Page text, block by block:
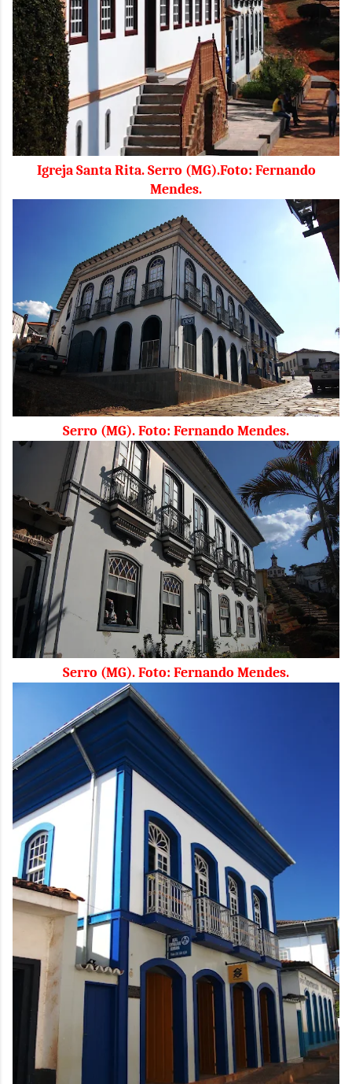
Igreja Santa Rita. Serro (MG).Foto: Fernando
Mendes.
Serro (MG). Foto: Fernando Mendes.
Serro (MG). Foto: Fernando Mendes.